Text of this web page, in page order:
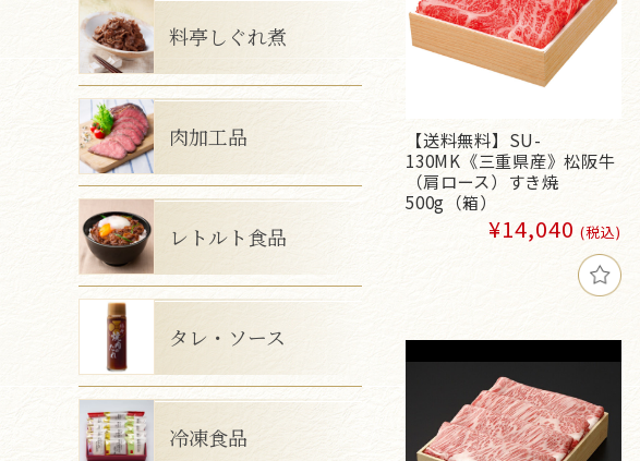
【送料無料】SU-
130MK《三重県産》松阪牛
（肩ロース）すき焼
500g（箱）
¥14,040 (税込)
料亭しぐれ煮
肉加工品
レトルト食品
タレ・ソース
冷凍食品